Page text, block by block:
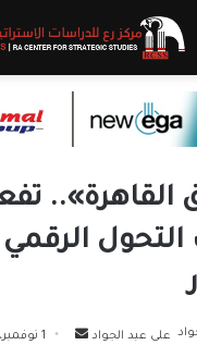
القاهرة»..
على عبد الجواد
أرسل 1 نوفمبر، 2022